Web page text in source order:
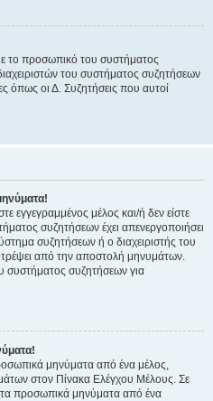
το προσωπικό του συστήματος
του συστήματος συζητήσεων
όπως οι Δ. Συζητήσεις που αυτοί
εγγεγραμμένος μέλος και/ή δεν είστε
συζητήσεων έχει απενεργοποιήσει
συζητήσεων ή ο διαχειριστής του
από την αποστολή μηνυμάτων.
συστήματος συζητήσεων για
μηνύματα από ένα μέλος,
στον Πίνακα Ελέγχου Μέλους. Σε
προσωπικά μηνύματα από ένα